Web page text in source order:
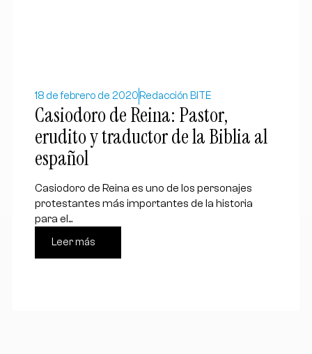
18 de febrero de 2020 Redacción BITE
Casiodoro de Reina: Pastor,
erudito y traductor de la Biblia al
español
Casiodoro de Reina es uno de los personajes
protestantes más importantes de la historia
para el...
Leer más